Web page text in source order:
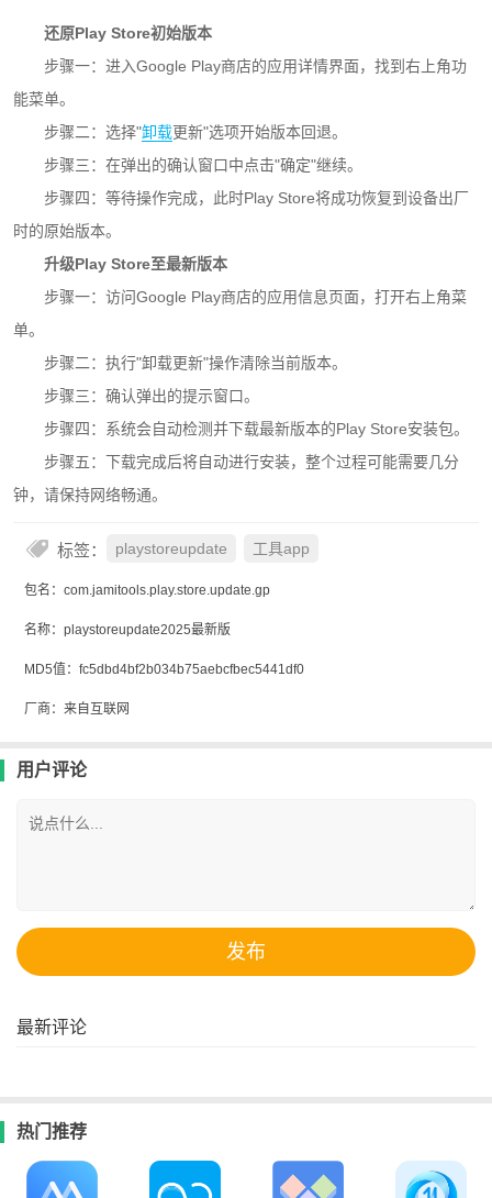
还原Play Store初始版本
步骤一：进入Google Play商店的应用详情界面，找到右上角功
能菜单。
步骤二：选择"卸载更新"选项开始版本回退。
步骤三：在弹出的确认窗口中点击"确定"继续。
步骤四：等待操作完成，此时Play Store将成功恢复到设备出厂
时的原始版本。
升级Play Store至最新版本
步骤一：访问Google Play商店的应用信息页面，打开右上角菜
单。
步骤二：执行"卸载更新"操作清除当前版本。
步骤三：确认弹出的提示窗口。
步骤四：系统会自动检测并下载最新版本的Play Store安装包。
步骤五：下载完成后将自动进行安装，整个过程可能需要几分
钟，请保持网络畅通。
标签： playstoreupdate 工具app
包名：com.jamitools.play.store.update.gp
名称：playstoreupdate2025最新版
MD5值：fc5dbd4bf2b034b75aebcfbec5441df0
厂商：来自互联网
用户评论
最新评论
热门推荐